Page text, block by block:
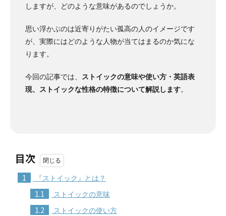
しますが、どのような意味があるのでしょうか。
思い浮かぶのは近寄りがたい孤高の人のイメージです
が、実際にはどのような人物が当てはまるのか気にな
ります。
今回の記事では、
ストイックの意味や使い方・英語表
現、ストイックな性格の特徴について解説します。
目次
1 『ストイック』とは？
1.1 ストイックの意味
1.2 ストイックの使い方